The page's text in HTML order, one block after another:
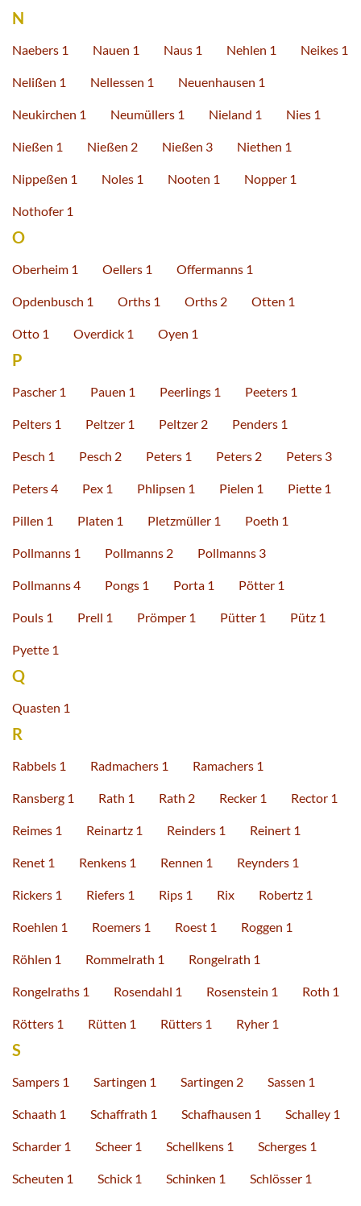
N
Naebers 1 Nauen 1 Naus 1 Nehlen 1 Neikes 1
Nelißen 1 Nellessen 1 Neuenhausen 1
Neukirchen 1 Neumüllers 1 Nieland 1 Nies 1
Nießen 1 Nießen 2 Nießen 3 Niethen 1
Nippeßen 1 Noles 1 Nooten 1 Nopper 1
Nothofer 1
O
Oberheim 1 Oellers 1 Offermanns 1
Opdenbusch 1 Orths 1 Orths 2 Otten 1
Otto 1 Overdick 1 Oyen 1
P
Pascher 1 Pauen 1 Peerlings 1 Peeters 1
Pelters 1 Peltzer 1 Peltzer 2 Penders 1
Pesch 1 Pesch 2 Peters 1 Peters 2 Peters 3
Peters 4 Pex 1 Phlipsen 1 Pielen 1 Piette 1
Pillen 1 Platen 1 Pletzmüller 1 Poeth 1
Pollmanns 1 Pollmanns 2 Pollmanns 3
Pollmanns 4 Pongs 1 Porta 1 Pötter 1
Pouls 1 Prell 1 Prömper 1 Pütter 1 Pütz 1
Pyette 1
Q
Quasten 1
R
Rabbels 1 Radmachers 1 Ramachers 1
Ransberg 1 Rath 1 Rath 2 Recker 1 Rector 1
Reimes 1 Reinartz 1 Reinders 1 Reinert 1
Renet 1 Renkens 1 Rennen 1 Reynders 1
Rickers 1 Riefers 1 Rips 1 Rix Robertz 1
Roehlen 1 Roemers 1 Roest 1 Roggen 1
Röhlen 1 Rommelrath 1 Rongelrath 1
Rongelraths 1 Rosendahl 1 Rosenstein 1 Roth 1
Rötters 1 Rütten 1 Rütters 1 Ryher 1
S
Sampers 1 Sartingen 1 Sartingen 2 Sassen 1
Schaath 1 Schaffrath 1 Schafhausen 1 Schalley 1
Scharder 1 Scheer 1 Schellkens 1 Scherges 1
Scheuten 1 Schick 1 Schinken 1 Schlösser 1